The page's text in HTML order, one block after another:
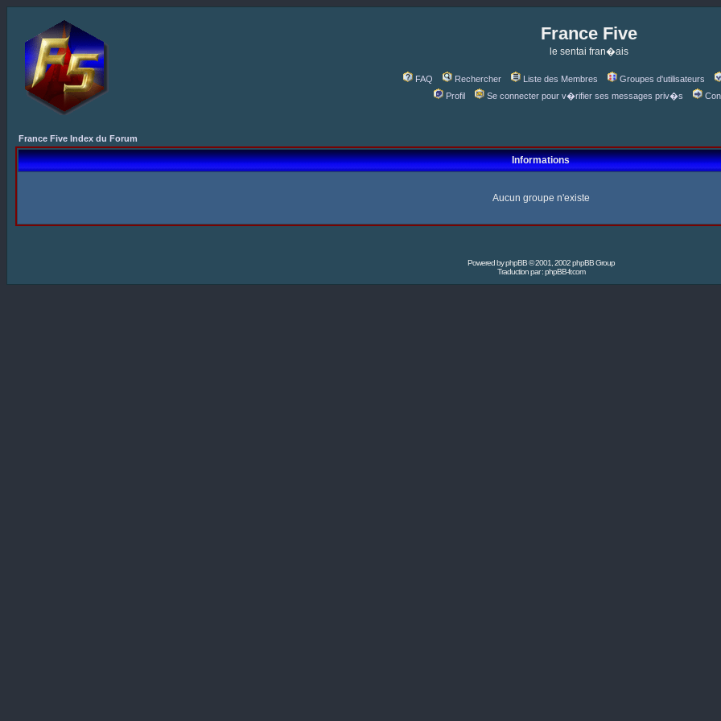
France Five
le sentai fran�ais
FAQ Rechercher Liste des Membres Groupes d'utilisateurs
Profil
Se connecter pour v�rifier ses messages priv�s
France Five Index du Forum
Informations
Aucun groupe n'existe
Powered byphpBB© 2001, 2002 phpBB Group
Traduction par :phpBB-fr.com